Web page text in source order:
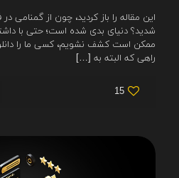
این مقاله را باز کردید، چون از گمنامی
شدید؟ دنیای بدی شده است؛ حتی با
ممکن است کشف نشویم، کسی ما را
راهی که البته به […]
15